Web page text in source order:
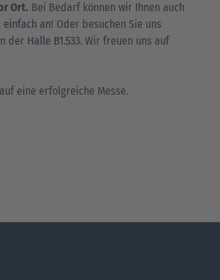
Ort. Bei Bedarf können wir Ihnen auch
einfach an! Oder besuchen Sie uns
der Halle B1.533. Wir freuen uns auf
eine erfolgreiche Messe.